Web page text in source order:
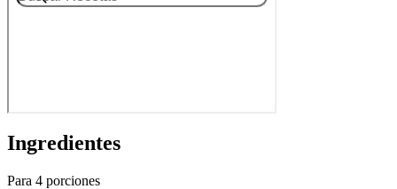
Ingredientes
Para 4 porciones